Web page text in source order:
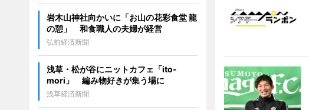
岩木山神社向かいに「お山の花彩食堂 龍
の憩」 和食職人の夫婦が経営
弘前経済新聞
浅草・松が谷にニットカフェ「ito-
mori」 編み物好きが集う場に
浅草経済新聞